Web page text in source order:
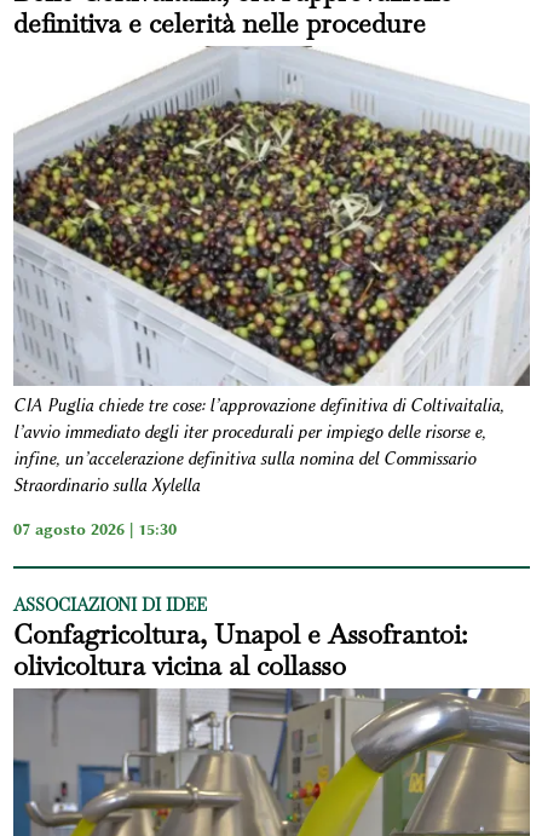
definitiva e celerità nelle procedure
CIA Puglia chiede tre cose: l’approvazione definitiva di Coltivaitalia,
l’avvio immediato degli iter procedurali per impiego delle risorse e,
infine, un’accelerazione definitiva sulla nomina del Commissario
Straordinario sulla Xylella
07 agosto 2026 | 15:30
ASSOCIAZIONI DI IDEE
Confagricoltura, Unapol e Assofrantoi:
olivicoltura vicina al collasso